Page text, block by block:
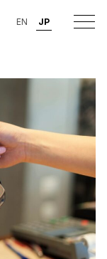
EN JP